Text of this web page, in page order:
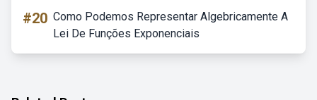
#20 Como Podemos Representar Algebricamente A
Lei De Funções Exponenciais